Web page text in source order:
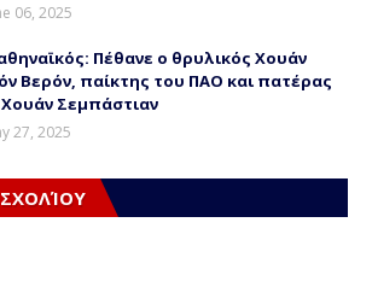
06, 2025
Πέθανε ο θρυλικός Χουάν
Βερόν, παίκτης του ΠΑΟ και πατέρας
Σεμπάστιαν
27, 2025